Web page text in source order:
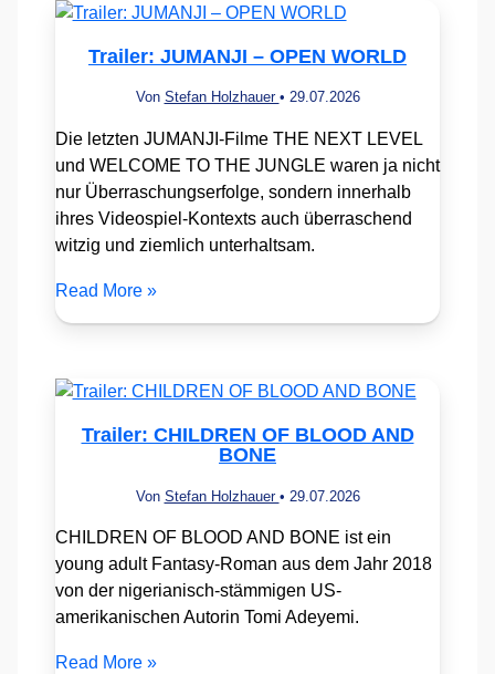
Trailer: JUMANJI – OPEN WORLD
Von Stefan Holzhauer • 29.07.2026
Die letzten JUMANJI-Filme THE NEXT LEVEL
und WELCOME TO THE JUNGLE waren ja nicht
nur Überraschungserfolge, sondern innerhalb
ihres Videospiel-Kontexts auch überraschend
witzig und ziemlich unterhaltsam.
Read More »
Trailer: CHILDREN OF BLOOD AND
BONE
Von Stefan Holzhauer • 29.07.2026
CHILDREN OF BLOOD AND BONE ist ein
young adult Fantasy-Roman aus dem Jahr 2018
von der nigerianisch-stämmigen US-
amerikanischen Autorin Tomi Adeyemi.
Read More »